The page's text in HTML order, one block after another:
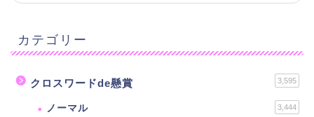
カテゴリー
クロスワードde懸賞 3,595
ノーマル 3,444